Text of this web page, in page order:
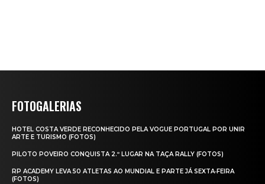
FOTOGALERIAS
HOTEL COSTA VERDE RECONHECIDO PELA VOGUE PORTUGAL POR UNIR
ARTE E TURISMO (FOTOS)
PILOTO POVEIRO CONQUISTA 2.º LUGAR NA TAÇA RALLY (FOTOS)
RP ACADEMY LEVA 50 ATLETAS AO MUNDIAL E PARTE JÁ SEXTA‑FEIRA
(FOTOS)